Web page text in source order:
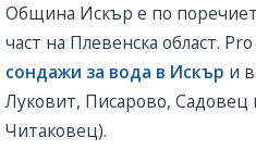
Община Искър е по
част на Плевенска област.
сондажи за вода в Искър и
Луковит, Писарово, Садовец
Читаковец).